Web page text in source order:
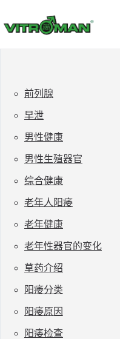
过
容
前列腺
早泄
男性健康
男性生殖器官
综合健康
老年人阳痿
老年健康
老年性器官的变化
草药介绍
阳痿分类
阳痿原因
阳痿检查